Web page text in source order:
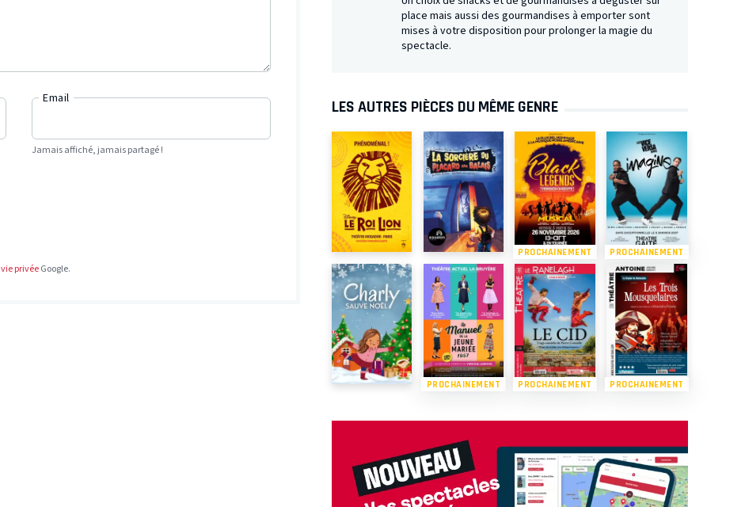
Email
Jamais affiché, jamais partagé !
vie privéeGoogle.
place mais aussi des gourmandises à emporter sont
mises à votre disposition pour prolonger la magie du
spectacle.
LES AUTRES PIÈCES DU MÊME GENRE
PROCHAINEMENT PROCHAINEMENT
PROCHAINEMENT PROCHAINEMENT PROCHAINEMENT